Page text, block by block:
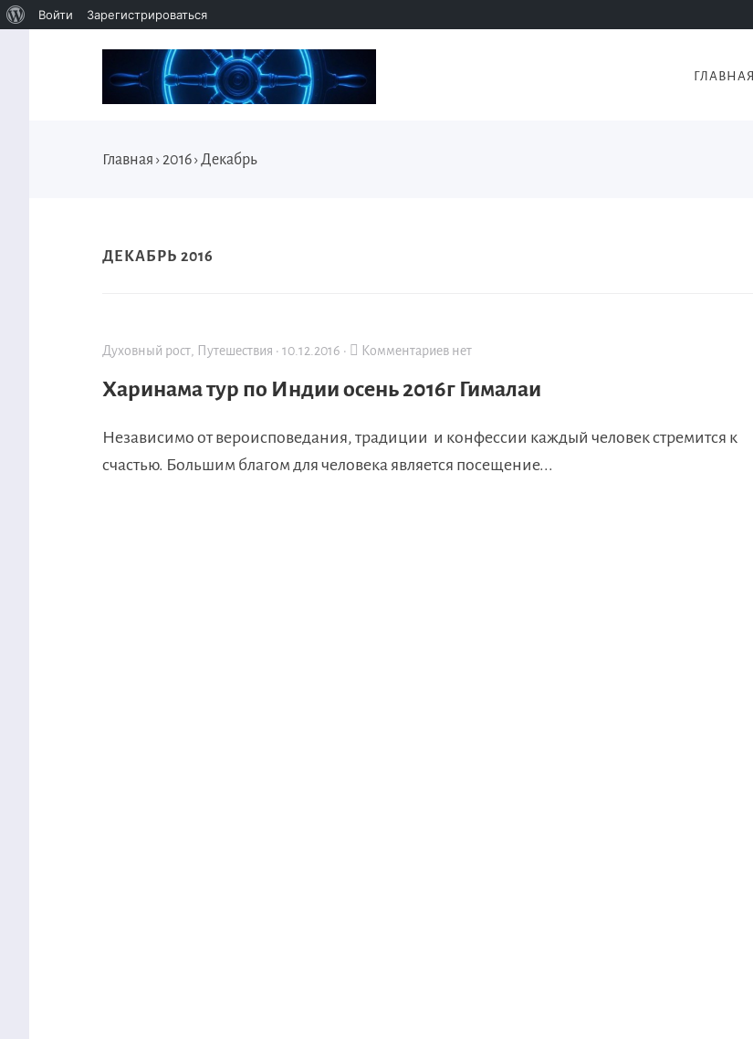
ГЛАВНАЯ
Главная ›2016›Декабрь
ДЕКАБРЬ 2016
Духовный рост Путешествия · 10.12.2016 · Комментариев нет
Харинама тур по Индии осень 2016г Гималаи
Независимо от вероисповедания, традиции и конфессии каждый человек стремится к
счастью. Большим благом для человека является посещение...
Войти Зарегистрироваться